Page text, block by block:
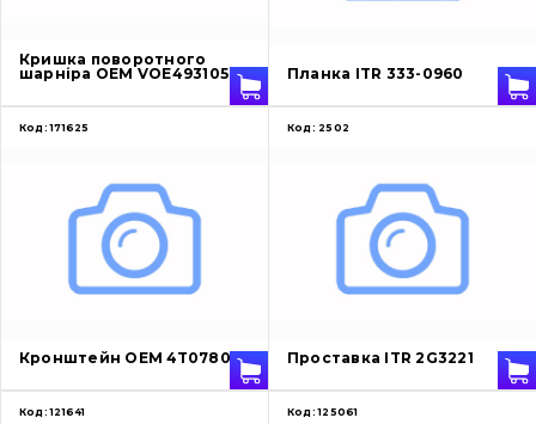
Кришка поворотного
шарніра OEM VOE4931056
Планка ITR 333-0960
Код: 171625
Кронштейн OEM 4T0780
Код: 2502
Проставка ITR 2G3221
Код: 121641 Код: 125061